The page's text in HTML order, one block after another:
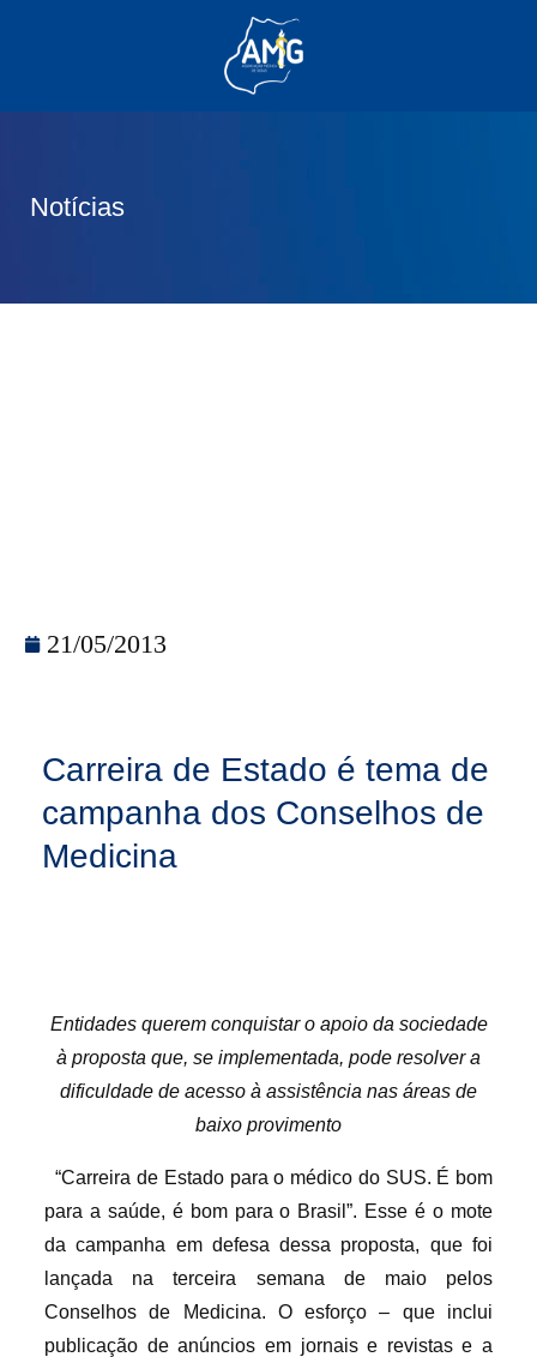
Notícias
21/05/2013
Carreira de Estado é tema de
campanha dos Conselhos de
Medicina
Entidades querem conquistar o apoio da sociedade
à proposta que, se implementada, pode resolver a
dificuldade de acesso à assistência nas áreas de
baixo provimento
“Carreira de Estado para o médico do SUS. É bom
para a saúde, é bom para o Brasil”. Esse é o mote
da campanha em defesa dessa proposta, que foi
lançada na terceira semana de maio pelos
Conselhos de Medicina. O esforço – que inclui
publicação de anúncios em jornais e revistas e a